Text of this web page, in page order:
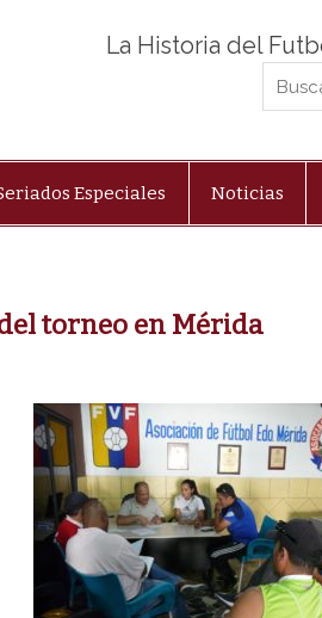
La Historia del
Especiales Noticias
torneo en Mérida